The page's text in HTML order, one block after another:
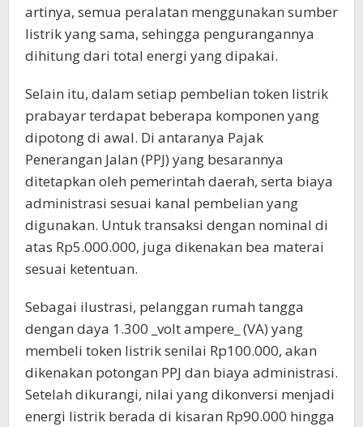
artinya, semua peralatan menggunakan sumber
listrik yang sama, sehingga pengurangannya
dihitung dari total energi yang dipakai.
Selain itu, dalam setiap pembelian token listrik
prabayar terdapat beberapa komponen yang
dipotong di awal. Di antaranya Pajak
Penerangan Jalan (PPJ) yang besarannya
ditetapkan oleh pemerintah daerah, serta biaya
administrasi sesuai kanal pembelian yang
digunakan. Untuk transaksi dengan nominal di
atas Rp5.000.000, juga dikenakan bea materai
sesuai ketentuan.
Sebagai ilustrasi, pelanggan rumah tangga
dengan daya 1.300 _volt ampere_ (VA) yang
membeli token listrik senilai Rp100.000, akan
dikenakan potongan PPJ dan biaya administrasi.
Setelah dikurangi, nilai yang dikonversi menjadi
energi listrik berada di kisaran Rp90.000 hingga